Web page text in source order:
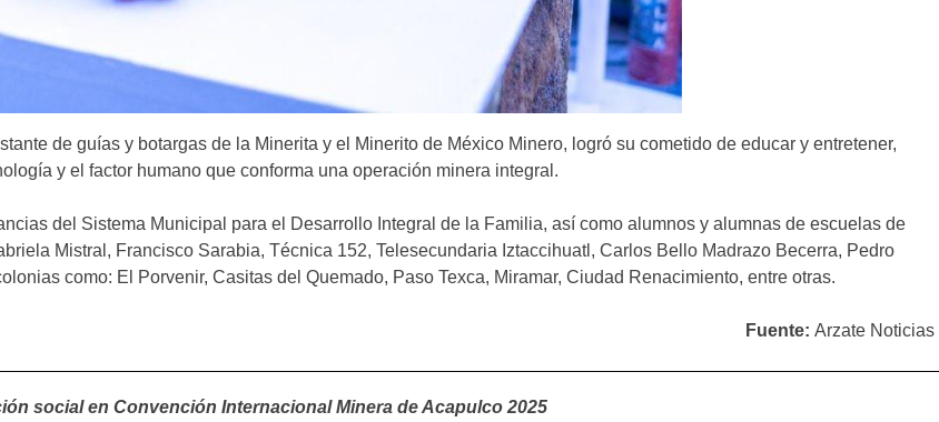
de guías y botargas de la Minerita y el Minerito de México Minero, logró su cometido de educar y entretener,
y el factor humano que conforma una operación minera integral.
del Sistema Municipal para el Desarrollo Integral de la Familia, así como alumnos y alumnas de escuelas de
Mistral, Francisco Sarabia, Técnica 152, Telesecundaria Iztaccihuatl, Carlos Bello Madrazo Becerra, Pedro
como: El Porvenir, Casitas del Quemado, Paso Texca, Miramar, Ciudad Renacimiento, entre otras.
Fuente: Arzate Noticias
social en Convención Internacional Minera de Acapulco 2025